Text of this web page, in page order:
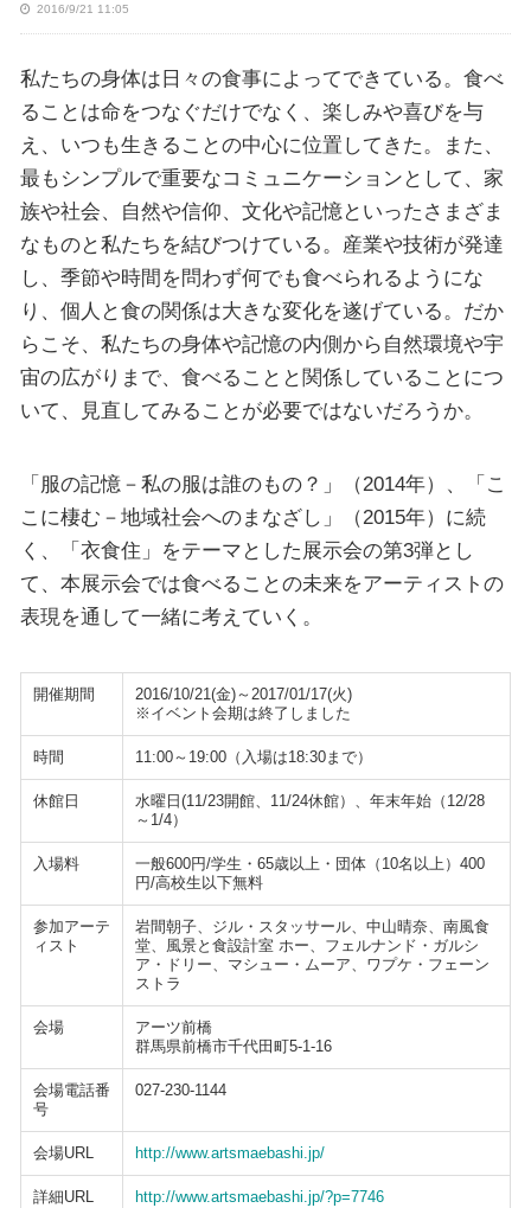
2016/9/21 11:05
私たちの身体は日々の食事によってできている。食べ
ることは命をつなぐだけでなく、楽しみや喜びを与
え、いつも生きることの中心に位置してきた。また、
最もシンプルで重要なコミュニケーションとして、家
族や社会、自然や信仰、文化や記憶といったさまざま
なものと私たちを結びつけている。産業や技術が発達
し、季節や時間を問わず何でも食べられるようにな
り、個人と食の関係は大きな変化を遂げている。だか
らこそ、私たちの身体や記憶の内側から自然環境や宇
宙の広がりまで、食べることと関係していることにつ
いて、見直してみることが必要ではないだろうか。
「服の記憶－私の服は誰のもの？」（2014年）、「こ
こに棲む－地域社会へのまなざし」（2015年）に続
く、「衣食住」をテーマとした展示会の第3弾とし
て、本展示会では食べることの未来をアーティストの
表現を通して一緒に考えていく。
開催期間
2016/10/21(金)～2017/01/17(火)
※イベント会期は終了しました
時間 11:00～19:00（入場は18:30まで）
休館日
水曜日(11/23開館、11/24休館）、年末年始（12/28
～1/4）
入場料
一般600円/学生・65歳以上・団体（10名以上）400
円/高校生以下無料
参加アーテ
ィスト
岩間朝子、ジル・スタッサール、中山晴奈、南風食
堂、風景と食設計室 ホー、フェルナンド・ガルシ
ア・ドリー、マシュー・ムーア、ワプケ・フェーン
ストラ
会場
アーツ前橋
群馬県前橋市千代田町5-1-16
会場電話番
号
027-230-1144
会場URL http://www.artsmaebashi.jp/
詳細URL http://www.artsmaebashi.jp/?p=7746